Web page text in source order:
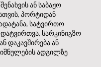
ან საბაჟო
პორტიდან
სატვირთო
სარკინიგზო
დაკავშირება ან
ადგილზე